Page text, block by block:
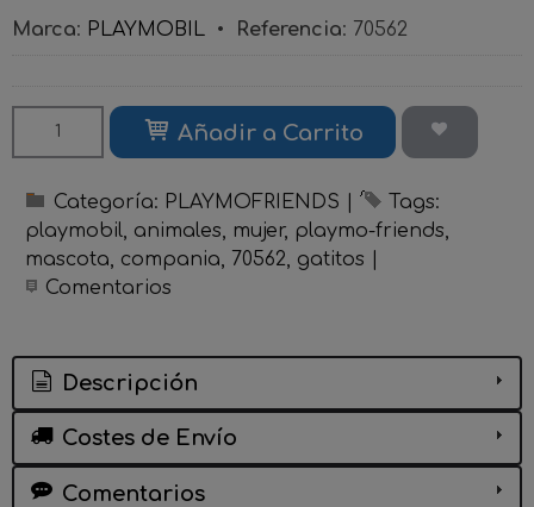
Marca: PLAYMOBIL • Referencia: 70562
Añadir a Carrito
Categoría: PLAYMOFRIENDS
Tags:
playmobil
animales mujer
playmo-friends
mascota
compania 70562 gatitos
Comentarios
Descripción
Costes de Envío
Comentarios